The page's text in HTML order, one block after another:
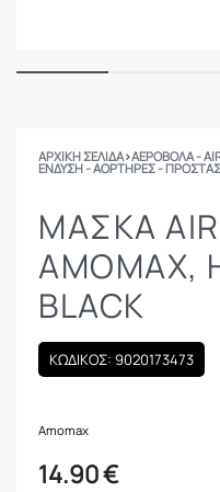
ΑΡΧΙΚΉ ΣΕΛΊΔΑ›ΑΕΡΟΒΟΛΑ -
ΈΝΔΥΣΗ - ΑΟΡΤΉΡΕΣ -
ΜΑΣΚΑ
AMOMAX,
BLACK
ΚΩΔΙΚΟΣ: 9020173473
Amomax
14.90€